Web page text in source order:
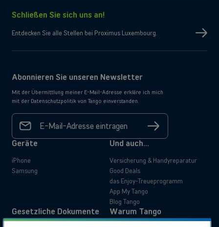
Schließen Sie sich uns an!
Entdecken Sie alle Stellen bei Proximus Luxembourg.
Abonnieren Sie unseren Newsletter
Mit der Übermittlung meiner E-Mail-Adresse erkläre ich mich
mit der Datenschutzpolitik von Tango einverstanden.
Ihre E-
Mail-
Adresse
*
Registrieren
Geräte
iPhone
Samsung
Und auch...
Versicherung & Handyreparatur
Good Deals
das Enjoy-Treueprogramm
App My Tango
Blog Tango
Gesetzliche Dokumente Warum Tango